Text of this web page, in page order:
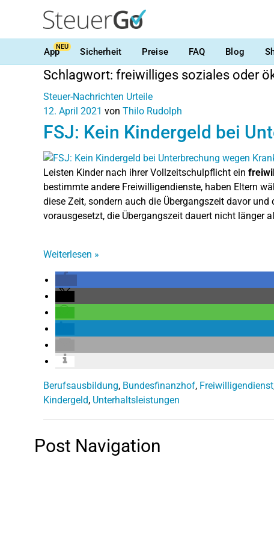
AppNEU Sicherheit Preise FAQ Blog
Schlagwort: freiwilliges soziales oder
Steuer-Nachrichten Urteile
12. April 2021 von Thilo Rudolph
FSJ: Kein Kindergeld bei
Leisten Kinder nach ihrer Vollzeitschulpflicht ein
bestimmte andere Freiwilligendienste, haben Eltern
diese Zeit, sondern auch die Übergangszeit davor
vorausgesetzt, die Übergangszeit dauert nicht länger
Weiterlesen »
Berufsausbildung, Bundesfinanzhof, Freiwilligendienst
Kindergeld, Unterhaltsleistungen
Post Navigation